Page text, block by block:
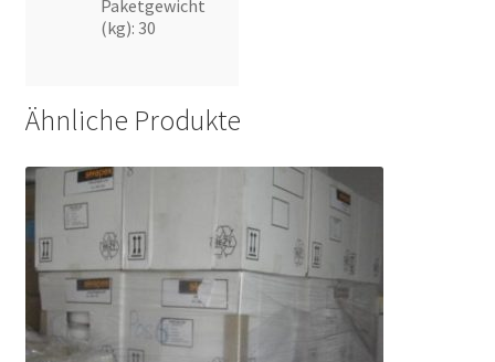
Paketgewicht
(kg): 30
Ähnliche Produkte